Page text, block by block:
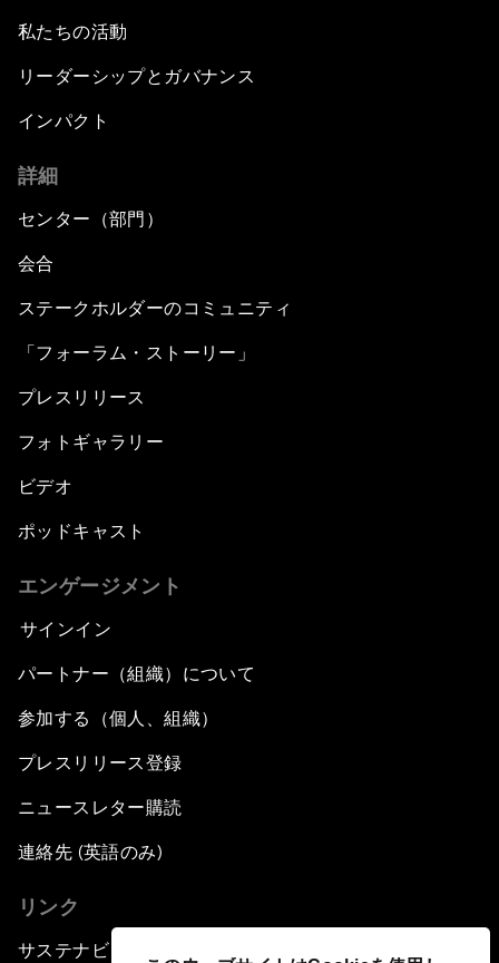
私たちの活動
リーダーシップとガバナンス
インパクト
詳細
センター（部門）
会合
ステークホルダーのコミュニティ
「フォーラム・ストーリー」
プレスリリース
フォトギャラリー
ビデオ
ポッドキャスト
エンゲージメント
サインイン
パートナー（組織）について
参加する（個人、組織）
プレスリリース登録
ニュースレター購読
連絡先 (英語のみ)
リンク
サステナビリティへの取り組み